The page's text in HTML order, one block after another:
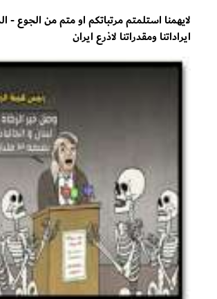
لايهمنا استلمتم مرتباتكم او متم من الجوع -
ايراداتنا ومقدراتنا لاذرع ايران